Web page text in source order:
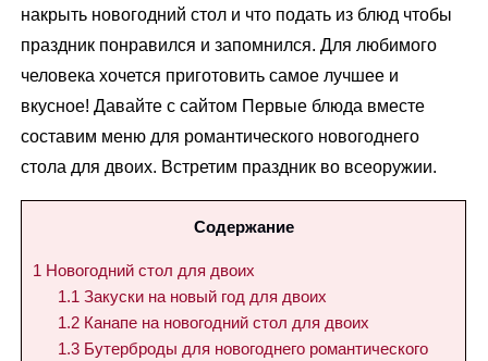
накрыть новогодний стол и что подать из блюд чтобы
праздник понравился и запомнился. Для любимого
человека хочется приготовить самое лучшее и
вкусное! Давайте с сайтом Первые блюда вместе
составим меню для романтического новогоднего
стола для двоих. Встретим праздник во всеоружии.
Содержание
1 Новогодний стол для двоих
1.1 Закуски на новый год для двоих
1.2 Канапе на новогодний стол для двоих
1.3 Бутерброды для новогоднего романтического